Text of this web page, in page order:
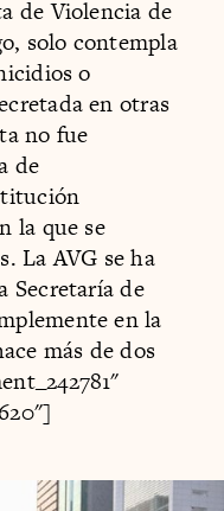
de Violencia de
solo contempla
o
en otras
no fue
de
la que se
La AVG se ha
Secretaría de
en la
más de dos